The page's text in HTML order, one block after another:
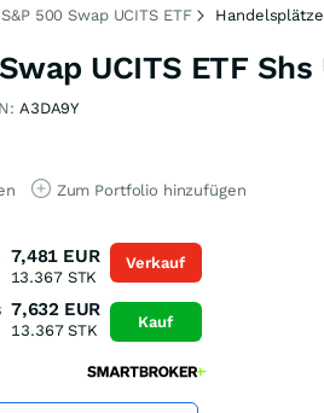
500 Swap UCITS ETF Handelsplätze
UCITS ETF Shs
A3DA9Y
Zum Portfolio hinzufügen
7,481 EUR
13.367STK
7,632 EUR
13.367STK
Verkauf
Kauf